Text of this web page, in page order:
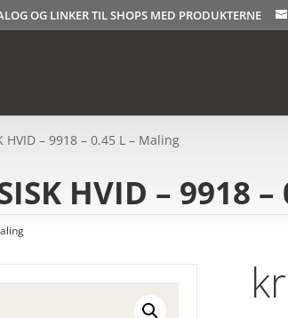
OG LINKER TIL SHOPS MED PRODUKTERNE
HVID – 9918 – 0.45 L – Maling
HVID – 9918